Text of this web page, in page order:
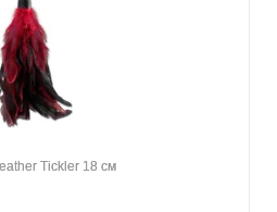
Tickler 18 см